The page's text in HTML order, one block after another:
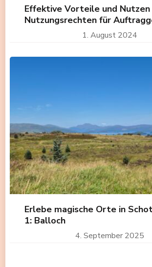
Effektive Vorteile und Nutzen
Nutzungsrechten für
1. August 2024
Erlebe magische Orte in
1: Balloch
4. September 2025